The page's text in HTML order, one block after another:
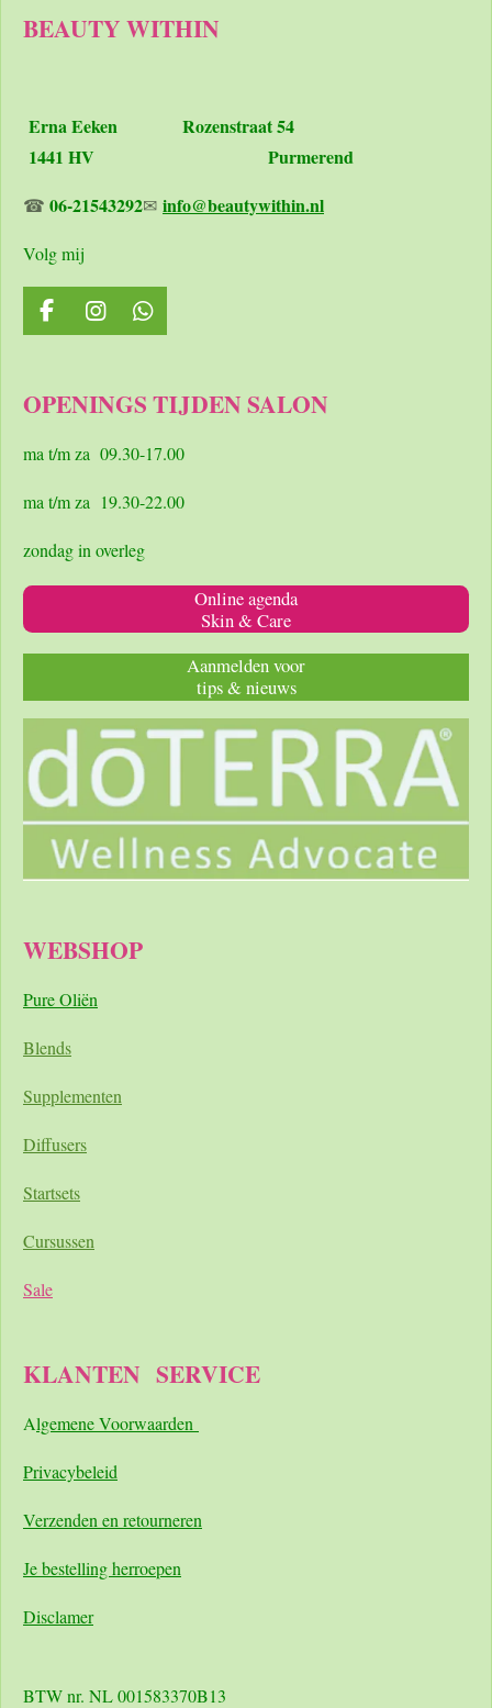
BEAUTY WITHIN
Erna Eeken Rozenstraat 54
1441 HV Purmerend
☎ 06-21543292✉ info@beautywithin.nl
Volg mij
F
a
b
o
I
n
a
r
m
W
h
s
p
OPENINGS TIJDEN SALON
ma t/m za 09.30-17.00
ma t/m za 19.30-22.00
zondag in overleg
Online agenda
Skin & Care
Aanmelden voor
tips & nieuws
WEBSHOP
Pure Oliën
Blends
Supplementen
Diffusers
Startsets
Cursussen
Sale
KLANTEN SERVICE
Algemene Voorwaarden
Privacybeleid
Verzenden en retourneren
Je bestelling herroepen
Disclamer
BTW nr. NL 001583370B13